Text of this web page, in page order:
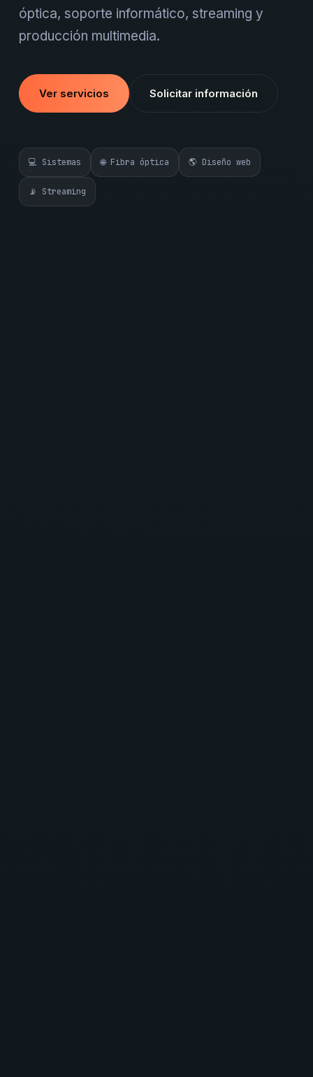
óptica, soporte informático, streaming y
producción multimedia.
Ver servicios Solicitar información
💻 Sistemas 🌐 Fibra óptica 🌎 Diseño web
📡 Streaming